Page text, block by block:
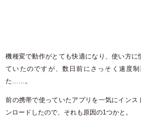
機種変で動作がとても快適になり、使い方に
ていたのですが、数日前にさっそく速度
た……。
前の携帯で使っていたアプリを一気にインス
ンロードしたので、それも原因の1つかと。